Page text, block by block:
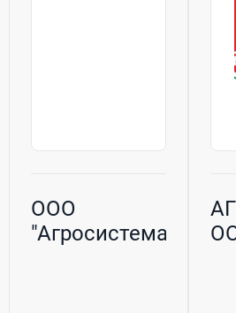
ООО
"Агросистема"